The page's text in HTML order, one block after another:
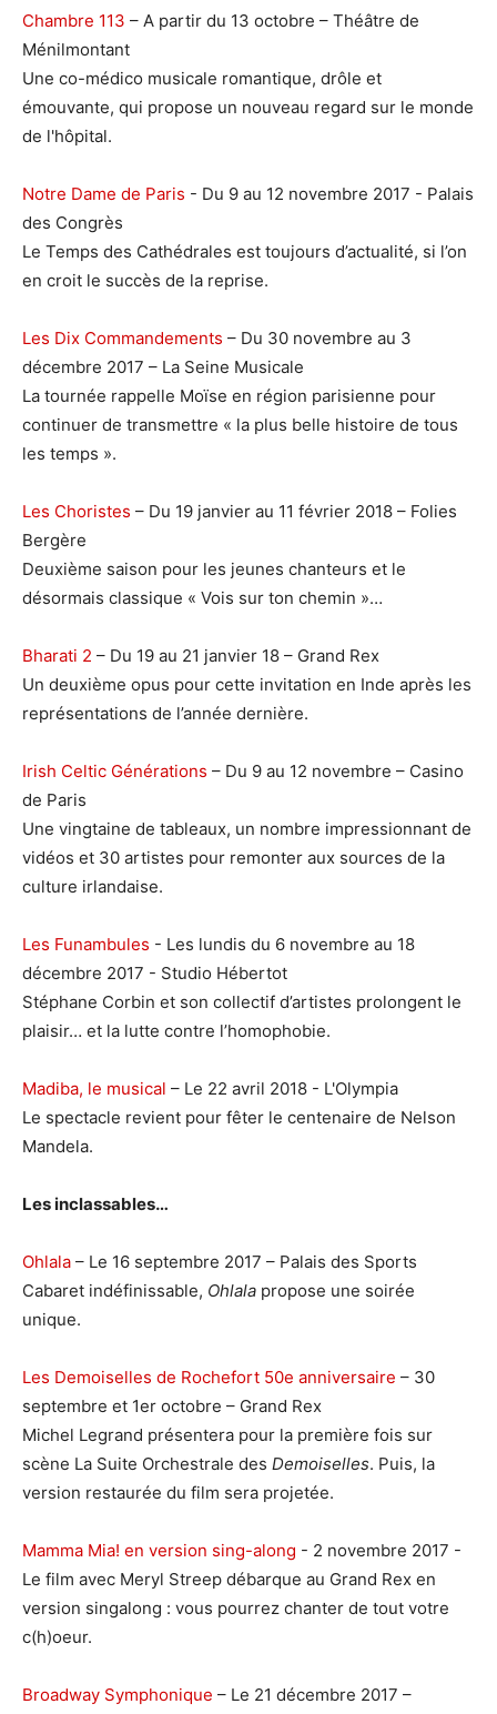
Chambre 113 – A partir du 13 octobre – Théâtre de
Ménilmontant
Une co-médico musicale romantique, drôle et
émouvante, qui propose un nouveau regard sur le monde
de l'hôpital.
Notre Dame de Paris - Du 9 au 12 novembre 2017 - Palais
des Congrès
Le Temps des Cathédrales est toujours d’actualité, si l’on
en croit le succès de la reprise.
Les Dix Commandements – Du 30 novembre au 3
décembre 2017 – La Seine Musicale
La tournée rappelle Moïse en région parisienne pour
continuer de transmettre « la plus belle histoire de tous
les temps ».
Les Choristes – Du 19 janvier au 11 février 2018 – Folies
Bergère
Deuxième saison pour les jeunes chanteurs et le
désormais classique « Vois sur ton chemin »…
Bharati 2 – Du 19 au 21 janvier 18 – Grand Rex
Un deuxième opus pour cette invitation en Inde après les
représentations de l’année dernière.
Irish Celtic Générations – Du 9 au 12 novembre – Casino
de Paris
Une vingtaine de tableaux, un nombre impressionnant de
vidéos et 30 artistes pour remonter aux sources de la
culture irlandaise.
Les Funambules - Les lundis du 6 novembre au 18
décembre 2017 - Studio Hébertot
Stéphane Corbin et son collectif d’artistes prolongent le
plaisir… et la lutte contre l’homophobie.
Madiba, le musical – Le 22 avril 2018 - L'Olympia
Le spectacle revient pour fêter le centenaire de Nelson
Mandela.
Les inclassables…
Ohlala – Le 16 septembre 2017 – Palais des Sports
Cabaret indéfinissable, Ohlala propose une soirée
unique.
Les Demoiselles de Rochefort 50e anniversaire – 30
septembre et 1er octobre – Grand Rex
Michel Legrand présentera pour la première fois sur
scène La Suite Orchestrale des Demoiselles. Puis, la
version restaurée du film sera projetée.
Mamma Mia! en version sing-along - 2 novembre 2017 -
Le film avec Meryl Streep débarque au Grand Rex en
version singalong : vous pourrez chanter de tout votre
c(h)oeur.
Broadway Symphonique – Le 21 décembre 2017 –